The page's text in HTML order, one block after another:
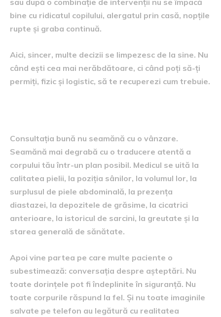
bine cu ridicatul copilului, alergatul prin casă, nopțile
rupte și graba continuă.
Aici, sincer, multe decizii se limpezesc de la sine. Nu
când ești cea mai nerăbdătoare, ci când poți să-ți
permiți, fizic și logistic, să te recuperezi cum trebuie.
Consultația bună nu seamănă cu o vânzare.
Seamănă mai degrabă cu o traducere atentă a
corpului tău într-un plan posibil. Medicul se uită la
calitatea pielii, la poziția sânilor, la volumul lor, la
surplusul de piele abdominală, la prezența
diastazei, la depozitele de grăsime, la cicatrici
anterioare, la istoricul de sarcini, la greutate și la
starea generală de sănătate.
Apoi vine partea pe care multe paciente o
subestimează: conversația despre așteptări. Nu
toate dorințele pot fi îndeplinite în siguranță. Nu
toate corpurile răspund la fel. Și nu toate imaginile
salvate pe telefon au legătură cu realitatea